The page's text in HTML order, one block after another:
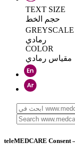
TEXT SIZE
حجم الخط
GREYSCALE
رمادي
COLOR
مقياس رمادي
teleMEDCARE Consent